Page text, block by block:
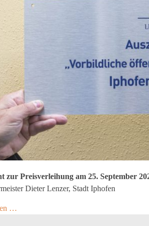
zur Preisverleihung am 25. September
Dieter Lenzer, Stadt Iphofen
…